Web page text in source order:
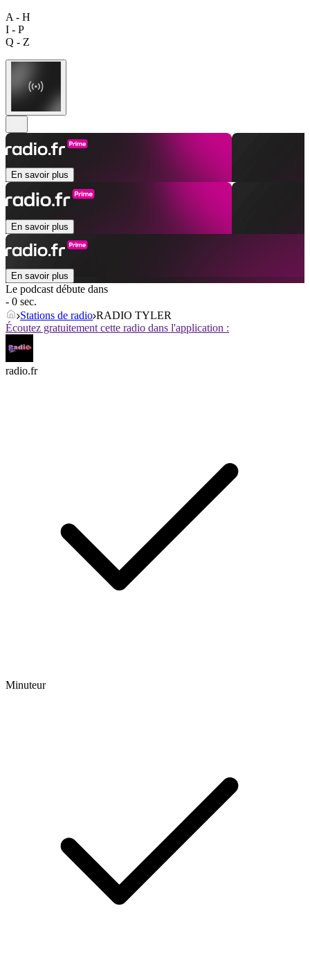
A - H
I - P
Q - Z
En savoir plus
En savoir plus
En savoir plus
Le podcast débute dans
- 0 sec.
Stations de radio RADIO TYLER
Écoutez gratuitement cette radio dans l'application :
radio.fr
Minuteur